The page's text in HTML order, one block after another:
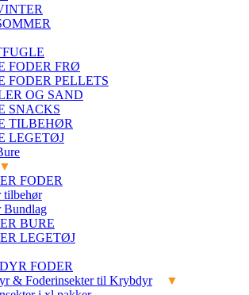
FODER FRØ
FODER PELLETS
OG SAND
SNACKS
TILBEHØR
LEGETØJ
FODER
tilbehør
Bundlag
BURE
LEGETØJ
FODER
& Foderinsekter til Krybdyr